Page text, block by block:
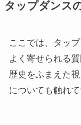
タップダンス
ここでは、タッ
よく寄せられる
歴史をふまえた
についても触れて